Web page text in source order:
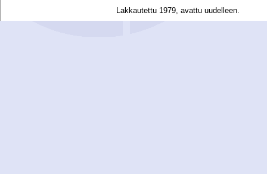
Lakkautettu 1979, avattu uudelleen.